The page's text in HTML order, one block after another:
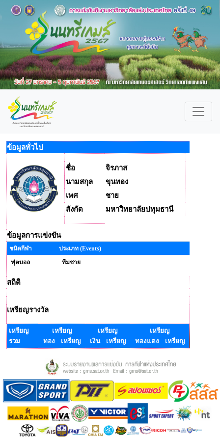
ข้อมูลทั่วไป
ชื่อ
จิรภาส
นามสกุล
ขุนทอง
เพศ
ชาย
สังกัด
มหาวิทยาลัยปทุมธานี
ข้อมูลการแข่งขัน
ชนิดกีฬา
ประเภท (Events)
ฟุตบอล
ทีมชาย
สถิติ
เหรียญรางวัล
เหรียญ
รวม
เหรียญ
ทอง เหรียญ
เหรียญ
เงิน เหรียญ
เหรียญ
ทองแดง เหรียญ